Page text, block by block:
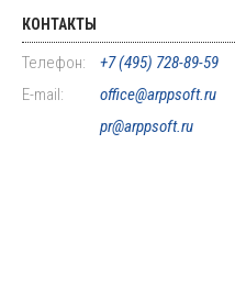
КОНТАКТЫ
Телефон:
+7 (495) 728-89-59
E-mail:
office@arppsoft.ru
pr@arppsoft.ru